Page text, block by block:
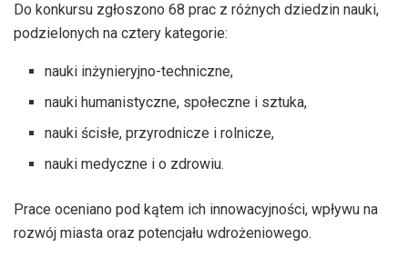
Do konkursu zgłoszono 68 prac z różnych dziedzin nauki,
podzielonych na cztery kategorie:
nauki inżynieryjno-techniczne,
nauki humanistyczne, społeczne i sztuka,
nauki ścisłe, przyrodnicze i rolnicze,
nauki medyczne i o zdrowiu.
Prace oceniano pod kątem ich innowacyjności, wpływu na
rozwój miasta oraz potencjału wdrożeniowego.